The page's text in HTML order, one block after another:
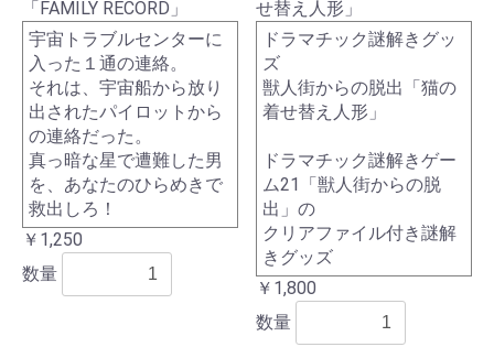
「FAMILY RECORD」
宇宙トラブルセンターに
入った１通の連絡。
それは、宇宙船から放り
出されたパイロットから
の連絡だった。
真っ暗な星で遭難した男
を、あなたのひらめきで
救出しろ！
￥1,250
数量
せ替え人形」
ドラマチック謎解きグッ
ズ
獣人街からの脱出「猫の
着せ替え人形」
ドラマチック謎解きゲー
ム21「獣人街からの脱
出」の
クリアファイル付き謎解
きグッズ
￥1,800
数量